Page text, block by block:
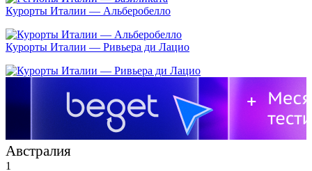
Курорты Италии — Альберобелло
Курорты Италии — Ривьера ди Лацио
Австралия
1